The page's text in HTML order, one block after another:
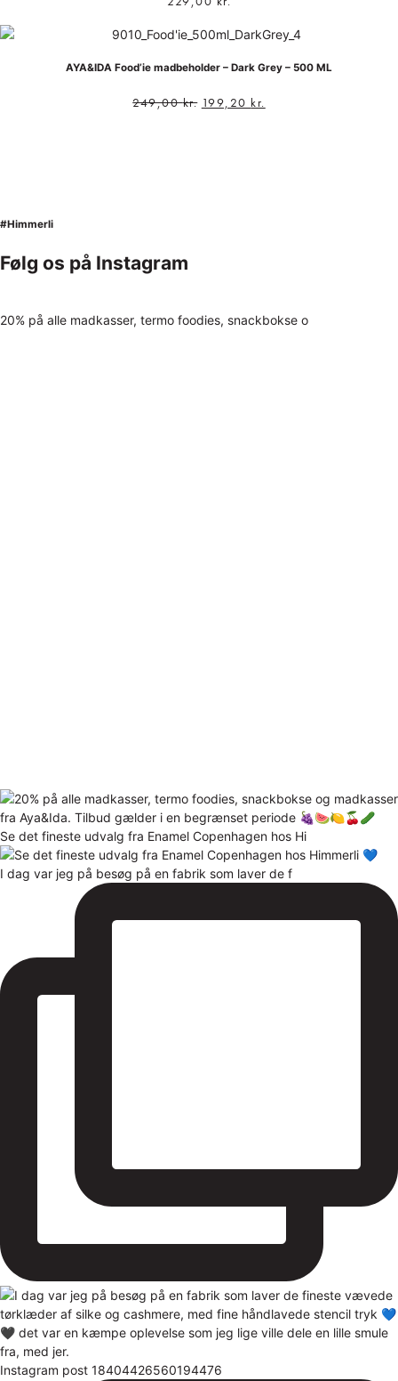
AYA&IDA Food’ie madbeholder – Dark Grey – 500 ML
249,00kr. 199,20 kr.
#Himmerli
Følg os på Instagram
20% på alle madkasser, termo foodies, snackbokse o
Se det fineste udvalg fra Enamel Copenhagen hos Hi
I dag var jeg på besøg på en fabrik som laver de f
Instagram post 18404426560194476